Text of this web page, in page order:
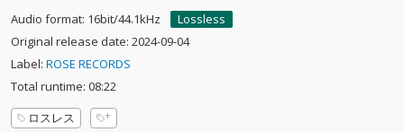
Audio format: 16bit/44.1kHz
Lossless
Original release date: 2024-09-04
Label: ROSE RECORDS
Total runtime: 08:22
ロスレス